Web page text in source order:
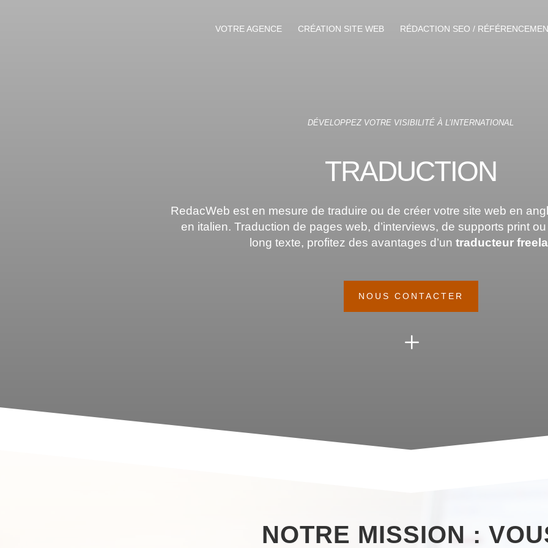
VOTRE AGENCE CRÉATION SITE WEB RÉDACTION SEO /
DÉVELOPPEZ VOTRE VISIBILITÉ À L’INTERNATIONAL
traduction
RedacWeb est en mesure de traduire ou de créer votre site web en
en italien. Traduction de pages web, d’interviews, de supports print
long texte, profitez des avantages d’un traducteur
NOUS CONTACTER
L
NOTRE MISSION :